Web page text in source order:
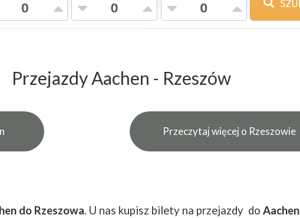
Przeczytaj więcej o Rzeszowie
Przejazdy Aachen - Rzeszów
do Rzeszowa. U nas kupisz bilety na przejazdy do Aachen